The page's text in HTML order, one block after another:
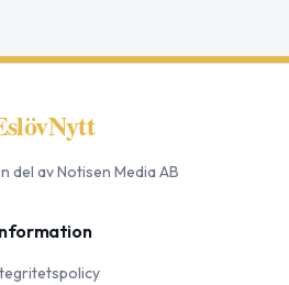
del av Notisen Media AB